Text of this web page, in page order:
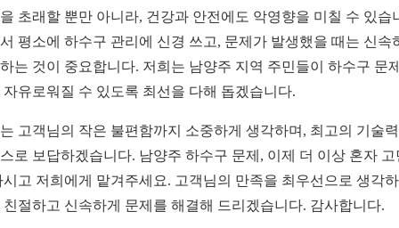
초래할 뿐만 아니라, 건강과 안전에도 악영향을 미칠 수 있습
평소에 하수구 관리에 신경 쓰고, 문제가 발생했을 때는 신속
는 것이 중요합니다. 저희는 남양주 지역 주민들이 하수구 문
자유로워질 수 있도록 최선을 다해 돕겠습니다.
고객님의 작은 불편함까지 소중하게 생각하며, 최고의 기술
로 보답하겠습니다. 남양주 하수구 문제, 이제 더 이상 혼자 고
시고 저희에게 맡겨주세요. 고객님의 만족을 최우선으로 생각
친절하고 신속하게 문제를 해결해 드리겠습니다. 감사합니다.